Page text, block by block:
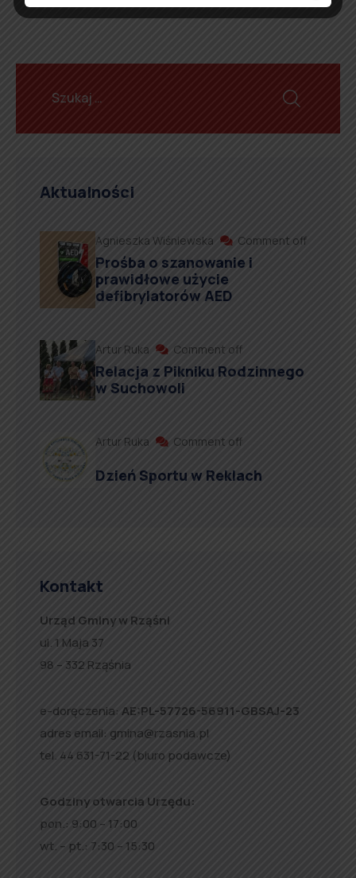
Aktualności
Agnieszka Wiśniewska Comment off
Prośba o szanowanie i
prawidłowe użycie
defibrylatorów AED
Artur Ruka Comment off
Relacja z Pikniku Rodzinnego
w Suchowoli
Artur Ruka Comment off
Dzień Sportu w Reklach
Kontakt
Urząd Gminy w Rząśni
ul. 1 Maja 37
98 – 332 Rząśnia
e-doręczenia: AE:PL-57726-56911-GBSAJ-23
adres email: gmina@rzasnia.pl
tel. 44 631-71-22 (biuro podawcze)
Godziny otwarcia Urzędu:
pon.: 9:00 – 17:00
wt. – pt.: 7:30 – 15:30